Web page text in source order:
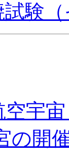
験
宇
の開